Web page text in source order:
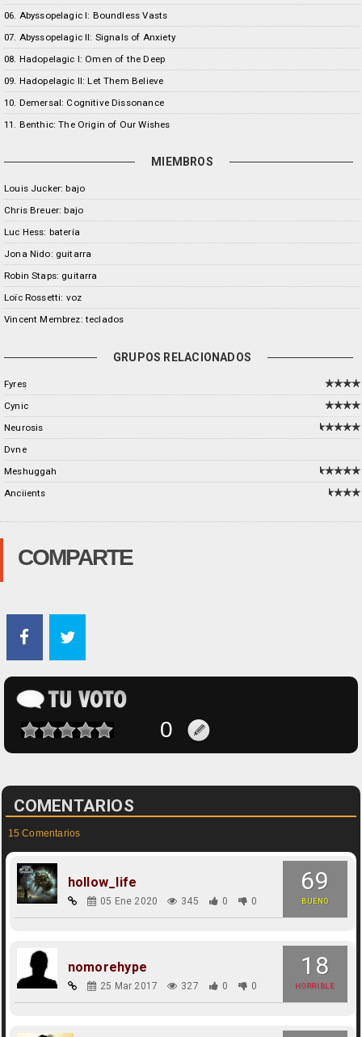
06. Abyssopelagic I: Boundless Vasts
07. Abyssopelagic II: Signals of Anxiety
08. Hadopelagic I: Omen of the Deep
09. Hadopelagic II: Let Them Believe
10. Demersal: Cognitive Dissonance
11. Benthic: The Origin of Our Wishes
MIEMBROS
Louis Jucker: bajo
Chris Breuer: bajo
Luc Hess: batería
Jona Nido: guitarra
Robin Staps: guitarra
Loïc Rossetti: voz
Vincent Membrez: teclados
GRUPOS RELACIONADOS
Fyres
Cynic
Neurosis
Dvne
Meshuggah
Anciients
COMPARTE
COMENTARIOS
15 Comentarios
69
BUENO
hollow_life
05 Ene 2020 345 0 0
18
HORRIBLE
nomorehype
25 Mar 2017 327 0 0